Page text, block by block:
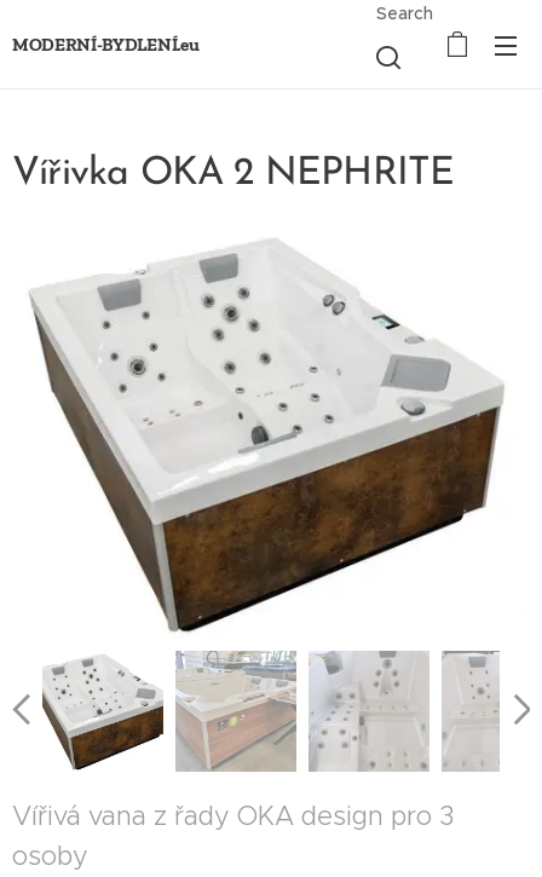
MODERNÍ-BYDLENÍ.eu
Search
Vířivka OKA 2 NEPHRITE
Vířivá vana z řady OKA design pro 3
osoby